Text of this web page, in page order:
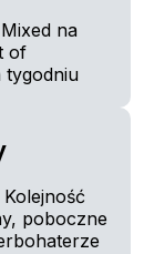
na
of
tygodniu
poboczne